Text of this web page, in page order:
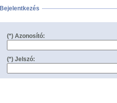
Bejelentkezés
(*) Azonosító:
(*) Jelszó: